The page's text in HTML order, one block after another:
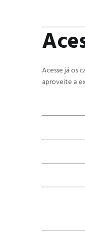
Acesse já os
aproveite a